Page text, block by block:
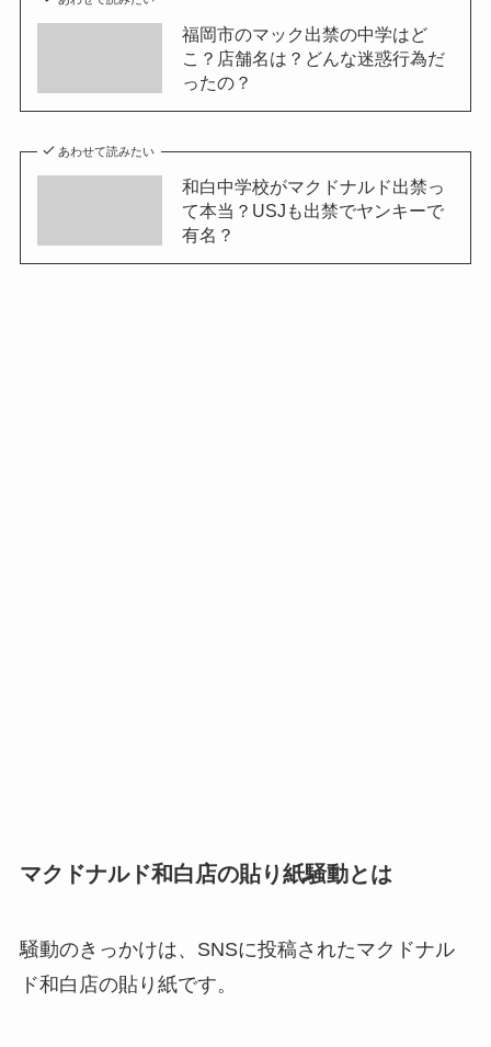
福岡市のマック出禁の中学はど
こ？店舗名は？どんな迷惑行為だ
ったの？
あわせて読みたい
和白中学校がマクドナルド出禁っ
て本当？USJも出禁でヤンキーで
有名？
マクドナルド和白店の貼り紙騒動とは
騒動のきっかけは、SNSに投稿されたマクドナル
ド和白店の貼り紙です。